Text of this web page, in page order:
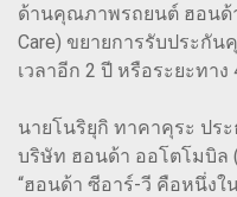
ด้านคุณภาพรถยนต์ ฮอนด้า
Care) ขยายการรับประกั
เวลาอีก 2 ปี หรือระยะทาง
นายโนริยุกิ ทาคาคุระ ปร
บริษัท ฮอนด้า ออโตโมบิล
“ฮอนด้า ซีอาร์-วี คือหนึ่งใ